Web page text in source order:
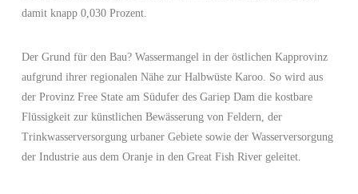
damit knapp 0,030 Prozent.
Der Grund für den Bau? Wassermangel in der östlichen Kapprovinz
aufgrund ihrer regionalen Nähe zur Halbwüste Karoo. So wird aus
der Provinz Free State am Südufer des Gariep Dam die kostbare
Flüssigkeit zur künstlichen Bewässerung von Feldern, der
Trinkwasserversorgung urbaner Gebiete sowie der Wasserversorgung
der Industrie aus dem Oranje in den Great Fish River geleitet.